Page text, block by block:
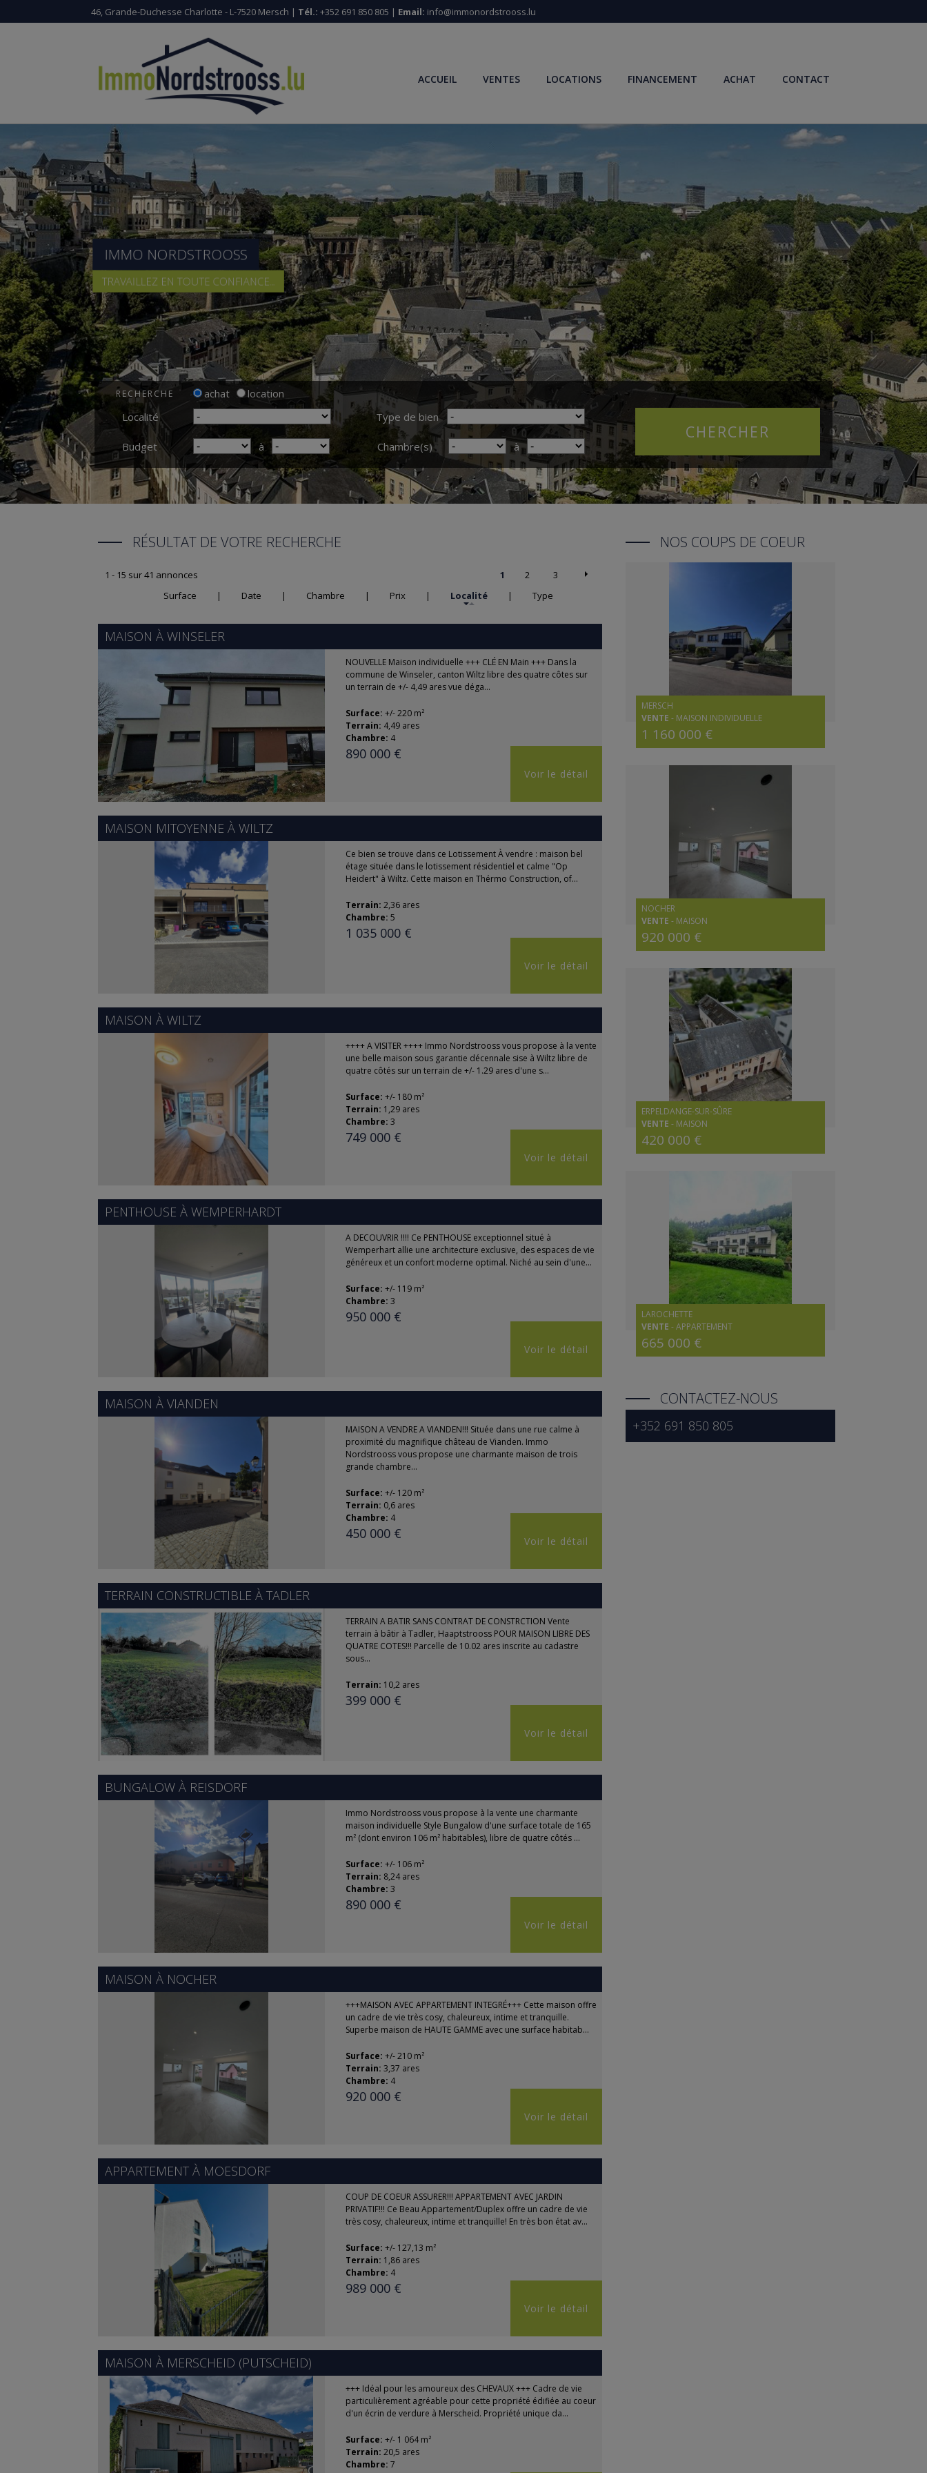
46, Grande-Duchesse Charlotte - L-7520 Mersch | Tél.: +352 691 850 805 | Email: info@immonordstrooss.lu
ACCUEIL VENTES LOCATIONS FINANCEMENT ACHAT CONTACT
IMMO NORDSTROOSS
TRAVAILLEZ EN TOUTE CONFIANCE...
RECHERCHE achat
location
Localité
Type de bien
Budget à Chambre(s) à
RÉSULTAT DE VOTRE RECHERCHE
1 - 15 sur 41 annonces 1 2
3
Surface
| Date | Chambre | Prix | Localité | Type
MAISON À WINSELER
NOUVELLE Maison individuelle +++ CLÉ EN Main +++ Dans la
commune de Winseler, canton Wiltz libre des quatre côtes sur
un terrain de +/- 4,49 ares vue déga...
Surface: +/- 220 m²
Terrain: 4,49 ares
Chambre: 4
890 000 €
Voir le détail
MAISON MITOYENNE À WILTZ
Ce bien se trouve dans ce Lotissement À vendre : maison bel
étage située dans le lotissement résidentiel et calme "Op
Heidert" à Wiltz. Cette maison en Thérmo Construction, of...
Terrain: 2,36 ares
Chambre: 5
1 035 000 €
Voir le détail
MAISON À WILTZ
++++ A VISITER ++++ Immo Nordstrooss vous propose à la vente
une belle maison sous garantie décennale sise à Wiltz libre de
quatre côtés sur un terrain de +/- 1.29 ares d'une s...
Surface: +/- 180 m²
Terrain: 1,29 ares
Chambre: 3
749 000 €
Voir le détail
PENTHOUSE À WEMPERHARDT
A DECOUVRIR !!!! Ce PENTHOUSE exceptionnel situé à
Wemperhart allie une architecture exclusive, des espaces de vie
généreux et un confort moderne optimal. Niché au sein d'une...
Surface: +/- 119 m²
Chambre: 3
950 000 €
Voir le détail
MAISON À VIANDEN
MAISON A VENDRE A VIANDEN!!! Située dans une rue calme à
proximité du magnifique château de Vianden. Immo
Nordstrooss vous propose une charmante maison de trois
grande chambre...
Surface: +/- 120 m²
Terrain: 0,6 ares
Chambre: 4
450 000 € Voir le détail
TERRAIN CONSTRUCTIBLE À TADLER
TERRAIN A BATIR SANS CONTRAT DE CONSTRCTION Vente
terrain à bâtir à Tadler, Haaptstrooss POUR MAISON LIBRE DES
QUATRE COTES!!! Parcelle de 10.02 ares inscrite au cadastre
sous...
Terrain: 10,2 ares
399 000 €
Voir le détail
BUNGALOW À REISDORF
Immo Nordstrooss vous propose à la vente une charmante
maison individuelle Style Bungalow d'une surface totale de 165
m² (dont environ 106 m² habitables), libre de quatre côtés ...
Surface: +/- 106 m²
Terrain: 8,24 ares
Chambre: 3
890 000 €
Voir le détail
MAISON À NOCHER
+++MAISON AVEC APPARTEMENT INTEGRÉ+++ Cette maison offre
un cadre de vie très cosy, chaleureux, intime et tranquille.
Superbe maison de HAUTE GAMME avec une surface habitab...
Surface: +/- 210 m²
Terrain: 3,37 ares
Chambre: 4
920 000 €
Voir le détail
APPARTEMENT À MOESDORF
COUP DE COEUR ASSURER!!! APPARTEMENT AVEC JARDIN
PRIVATIF!!! Ce Beau Appartement/Duplex offre un cadre de vie
très cosy, chaleureux, intime et tranquille! En très bon état av...
Surface: +/- 127,13 m²
Terrain: 1,86 ares
Chambre: 4
989 000 €
Voir le détail
MAISON À MERSCHEID (PUTSCHEID)
+++ Idéal pour les amoureux des CHEVAUX +++ Cadre de vie
particulièrement agréable pour cette propriété édifiée au coeur
d'un écrin de verdure à Merscheid. Propriété unique da...
Surface: +/- 1 064 m²
Terrain: 20,5 ares
Chambre: 7
NOS COUPS DE COEUR
MERSCH
VENTE - MAISON INDIVIDUELLE
1 160 000 €
NOCHER
VENTE - MAISON
920 000 €
ERPELDANGE-SUR-SÛRE
VENTE - MAISON
420 000 €
LAROCHETTE
VENTE -APPARTEMENT
665 000 €
CONTACTEZ-NOUS
+352 691 850 805